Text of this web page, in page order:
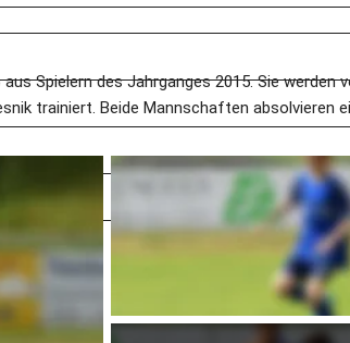
Spielern des Jahrganges 2015. Sie werden
trainiert. Beide Mannschaften absolvieren